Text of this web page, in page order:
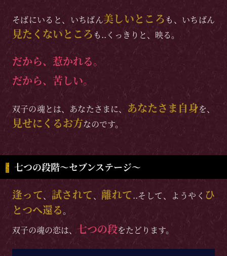
そばにいると、いちばん美しいところ も、いちばん
見たくないところ も..くっきりと、映る。
だから、惹かれる。
だから、苦しい。
双子の魂とは、あなたさまに、 あなたさま自身を、
見せにくるお方なのです。
七つの段階〜セブンステージ〜
逢って、 試されて、 離れて..そして、ようやく ひ
とつへ還る。
双子の魂の恋は、 七つの段をたどります。